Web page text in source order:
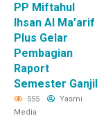
PP Miftahul
Ihsan Al Ma’arif
Plus Gelar
Pembagian
Raport
Semester Ganjil
555
Yasmi
Media